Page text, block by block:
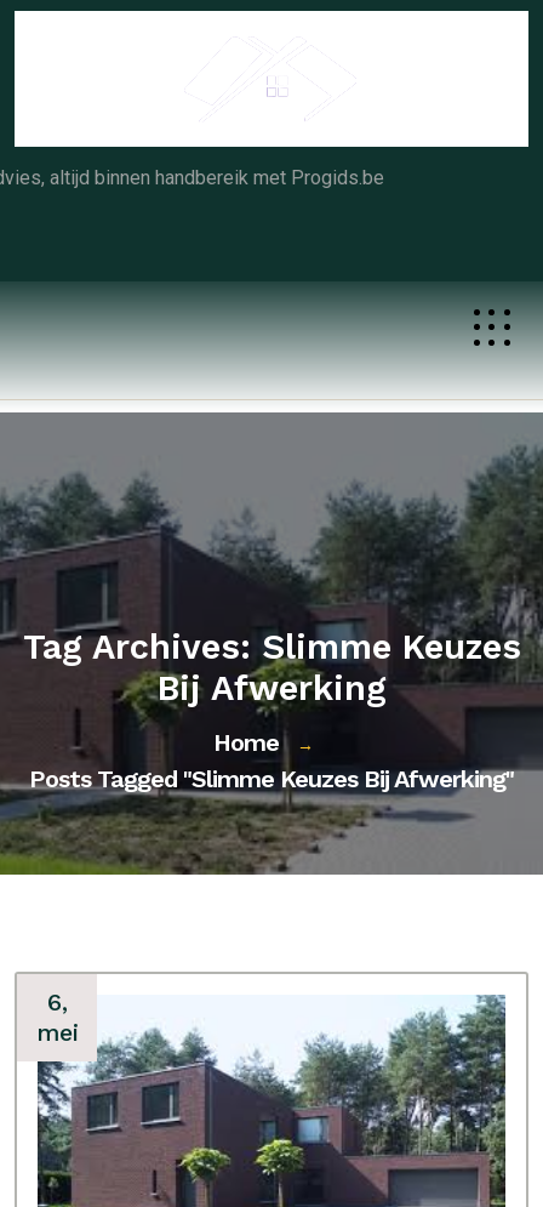
Skip
altijd binnen handbereik met Progids.be
Tag Archives: Slimme Keuzes
Bij Afwerking
Home →
Posts Tagged "slimme Keuzes Bij Afwerking"
6,
mei